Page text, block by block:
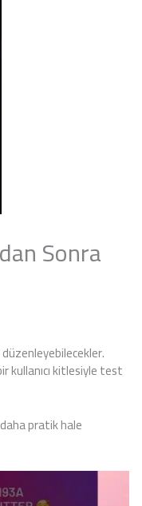
Sonra
kullanıcı kitlesiyle test
pratik hale